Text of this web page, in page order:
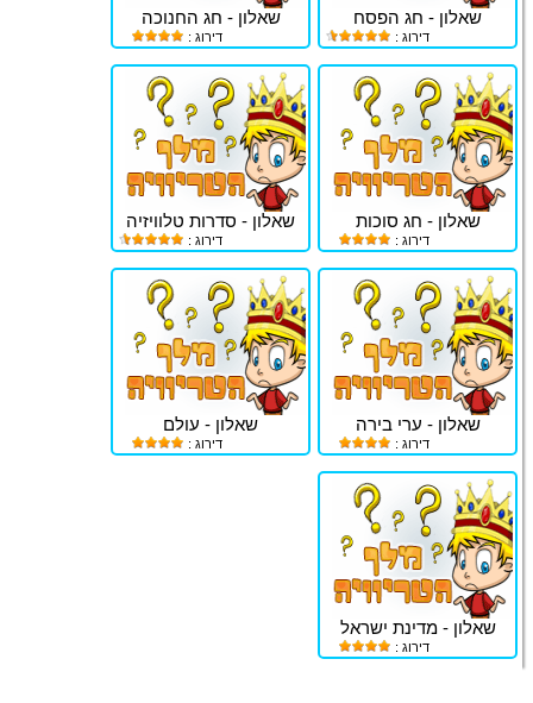
שאלון - חג הפסח
דירוג :
שאלון - חג החנוכה
דירוג :
שאלון - חג סוכות
דירוג :
שאלון - סדרות טלוויזיה
דירוג :
שאלון - ערי בירה
דירוג :
שאלון - עולם
דירוג :
שאלון - מדינת ישראל
דירוג :